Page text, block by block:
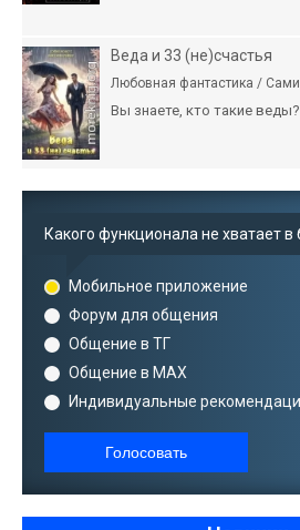
Веда и 33 (не)счастья
Любовная фантастика /
Вы знаете, кто такие
Какого функционала не хватает в
Мобильное приложение
Форум для общения
Общение в ТГ
Общение в MAX
Индивидуальные
Голосовать